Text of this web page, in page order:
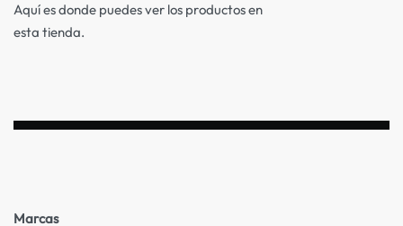
Aquí es donde puedes ver los productos en
esta tienda.
Marcas